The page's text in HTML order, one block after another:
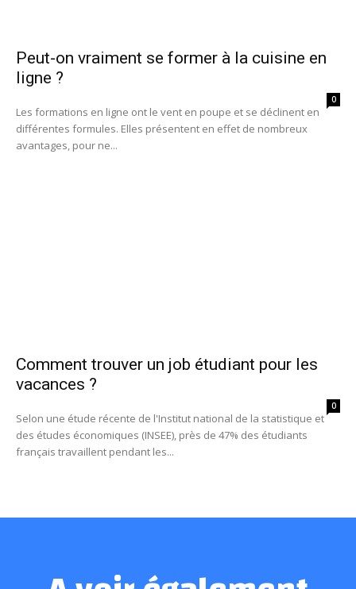
Peut-on vraiment se former à la cuisine en
ligne ?
0
Les formations en ligne ont le vent en poupe et se déclinent en
différentes formules. Elles présentent en effet de nombreux
avantages, pour ne...
Comment trouver un job étudiant pour les
vacances ?
0
Selon une étude récente de l'Institut national de la statistique et
des études économiques (INSEE), près de 47% des étudiants
français travaillent pendant les...